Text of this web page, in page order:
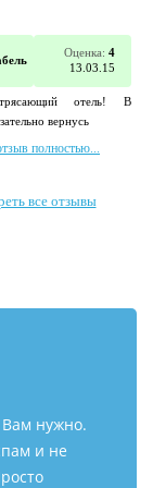
Оценка: 4
13.03.15
отель! В
вернусь
полностью...
все отзывы
Вам нужно.
и не